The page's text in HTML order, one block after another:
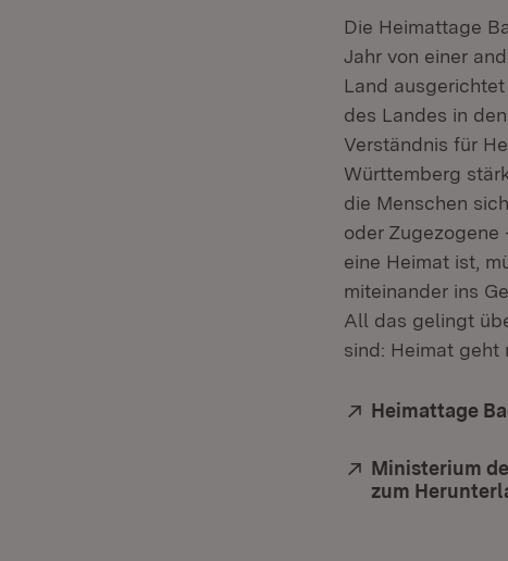
Die Heimattage
Jahr von einer
Land
des Landes in
Verständnis für
Württemberg
die Menschen
oder Zugezogene
eine Heimat ist,
miteinander ins
All das gelingt
sind: Heimat geht
Extern:
Heimattage
Extern:
Ministerium
zum